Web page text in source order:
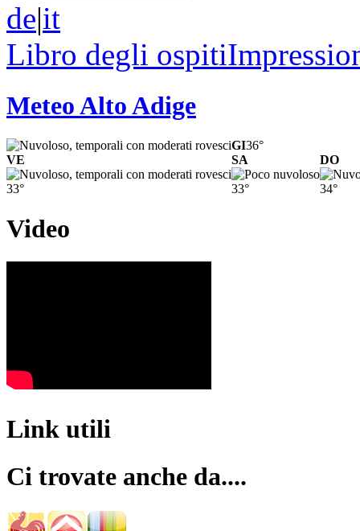
de|it
Libro degli ospiti
Meteo Alto Adige
GI36°
VE
33°
SA
33°
DO
34°
Video
Link utili
Ci trovate anche da....